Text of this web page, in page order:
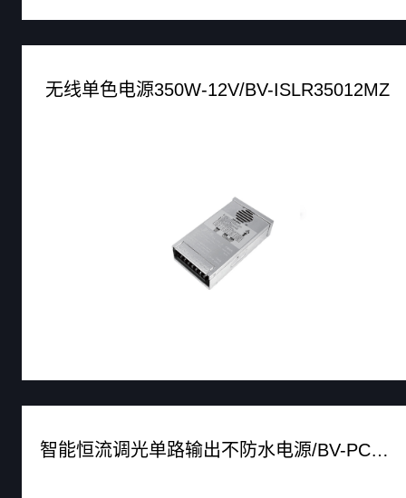
无线单色电源350W-12V/BV-ISLR35012MZ
智能恒流调光单路输出不防水电源/BV-PC20S